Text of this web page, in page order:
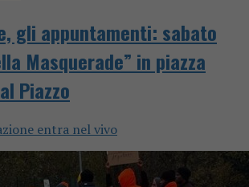
gli appuntamenti: sabato
Masquerade” in piazza
Piazzo
entra nel vivo